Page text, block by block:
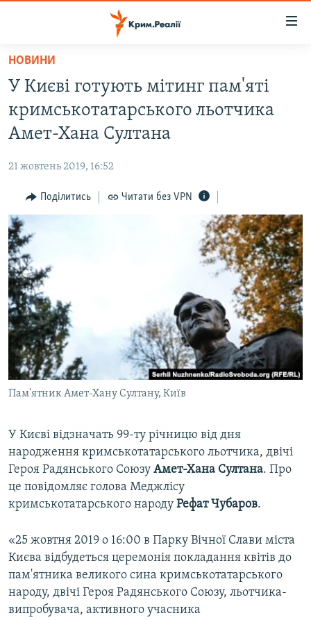
Перейти
основного
матеріалу
Перейти
до
основної
Перейти
до
пошуку
ВІДЕО ТА ФОТО
БЛОГИ
ПОГЛЯД
ІНТЕРВ'Ю
ВСЕ ЗА ДЕНЬ
СПЕЦПРОЕКТИ
ДЕПОРТАЦІЯ
ВІДЕОУРОКИ «ELIFBE»
СВІДЧЕННЯ ОКУПАЦІЇ
УКРАЇНСЬКА ПРОБЛЕМА КРИМУ
ІНФОГРАФІКА
ЯК ОБІЙТИ БЛОКУВАННЯ
Русский
Qırımtatar
ДОЛУЧАЙСЯ!
Усі сайти RFE/RL
НОВИНИ
У Києві готують мітинг пам'яті
кримськотатарського льотчика
Амет-Хана Султана
21 жовтень 2019, 16:52
Поділитись Читати без VPN
Пам'ятник Амет-Хану Султану, Київ
У Києві відзначать 99-ту річницю від дня
народження кримськотатарського льотчика, двічі
Героя Радянського Союзу Амет-Хана Султана. Про
це повідомляє голова Меджлісу
кримськотатарського народу Рефат Чубаров.
«25 жовтня 2019 о 16:00 в Парку Вічної Слави міста
Києва відбудеться церемонія покладання квітів до
пам'ятника великого сина кримськотатарського
народу, двічі Героя Радянського Союзу, льотчика-
випробувача, активного учасника